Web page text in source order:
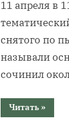
11 апреля в
снятого по
называли
сочинил
Читать“К
200-
»